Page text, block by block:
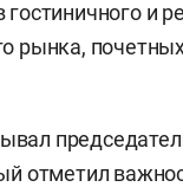
и
рынка,
отметил